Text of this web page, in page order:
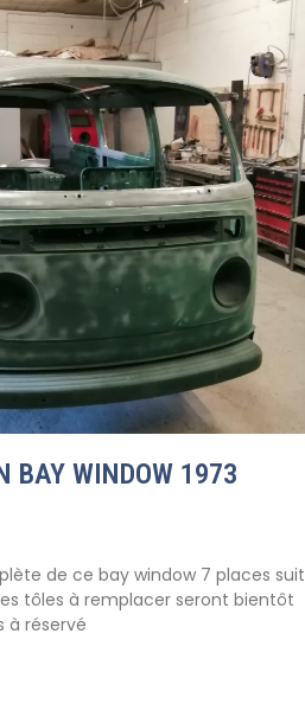
BAY WINDOW 1973
de ce bay window 7 places suit
tôles à remplacer seront bientôt
à réservé